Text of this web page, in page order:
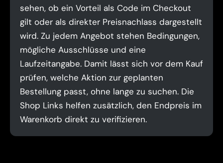
sehen, ob ein Vorteil als Code im Checkout
gilt oder als direkter Preisnachlass dargestellt
wird. Zu jedem Angebot stehen Bedingungen,
mögliche Ausschlüsse und eine
Laufzeitangabe. Damit lässt sich vor dem Kauf
prüfen, welche Aktion zur geplanten
Bestellung passt, ohne lange zu suchen. Die
Shop Links helfen zusätzlich, den Endpreis im
Warenkorb direkt zu verifizieren.